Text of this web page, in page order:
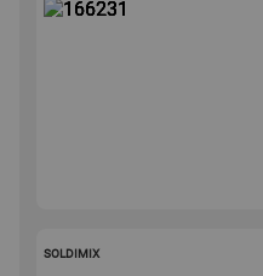
SOLDIMIX